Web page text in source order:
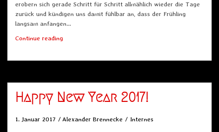
erobern sich gerade Schritt für Schritt allmählich wieder die Tage
zurück und kündigen uns damit fühlbar an, dass der Frühling
langsam anfangen…
Continue reading
Happy New Year 2017!
1. Januar 2017 Alexander Brennecke Internes